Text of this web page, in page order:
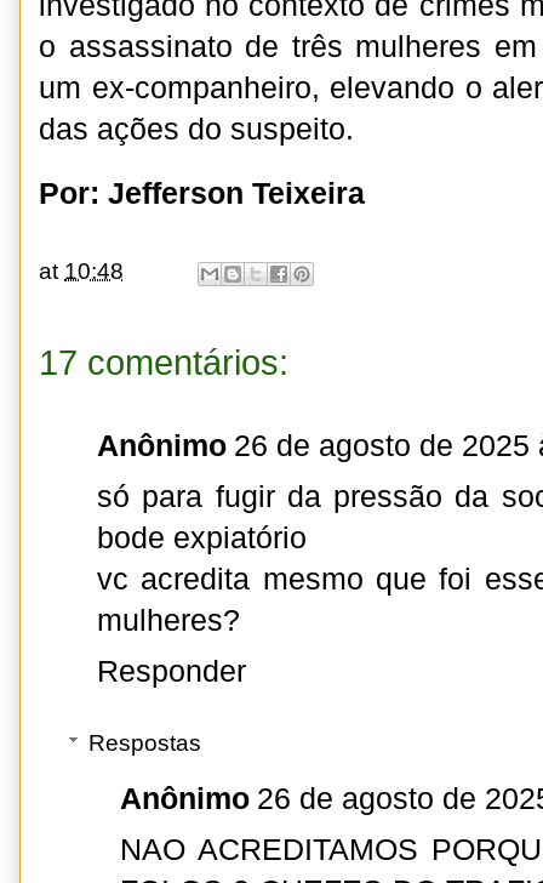
o assassinato de três mulheres
um ex-companheiro, elevando o
das ações do suspeito.
Por: Jefferson Teixeira
at 10:48
17 comentários:
Anônimo 26 de agosto de 2025
só para fugir da pressão da
bode expiatório
vc acredita mesmo que foi
mulheres?
Responder
Respostas
Anônimo 26 de agosto de
NAO ACREDITAMOS